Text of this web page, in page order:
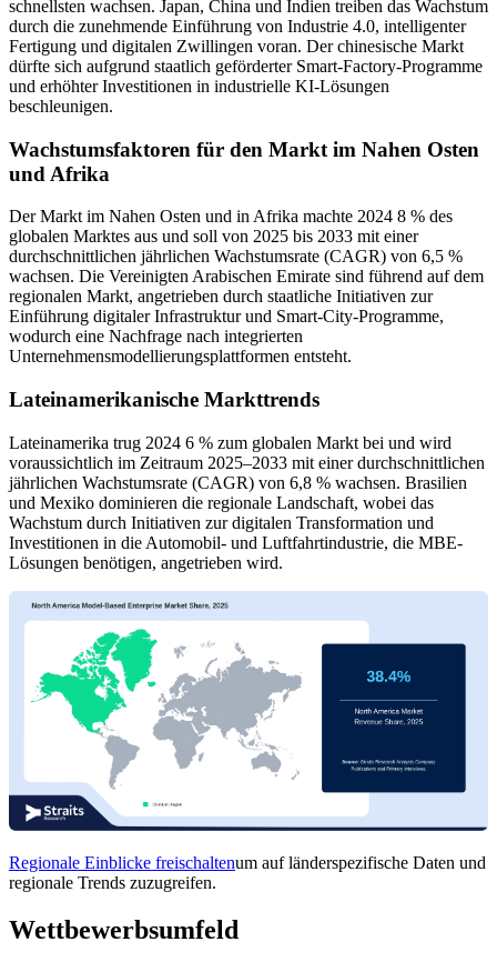
schnellsten wachsen. Japan, China und Indien treiben das Wachstum
durch die zunehmende Einführung von Industrie 4.0, intelligenter
Fertigung und digitalen Zwillingen voran. Der chinesische Markt
dürfte sich aufgrund staatlich geförderter Smart-Factory-Programme
und erhöhter Investitionen in industrielle KI-Lösungen
beschleunigen.
Wachstumsfaktoren für den Markt im Nahen Osten
und Afrika
Der Markt im Nahen Osten und in Afrika machte 2024 8 % des
globalen Marktes aus und soll von 2025 bis 2033 mit einer
durchschnittlichen jährlichen Wachstumsrate (CAGR) von 6,5 %
wachsen. Die Vereinigten Arabischen Emirate sind führend auf dem
regionalen Markt, angetrieben durch staatliche Initiativen zur
Einführung digitaler Infrastruktur und Smart-City-Programme,
wodurch eine Nachfrage nach integrierten
Unternehmensmodellierungsplattformen entsteht.
Lateinamerikanische Markttrends
Lateinamerika trug 2024 6 % zum globalen Markt bei und wird
voraussichtlich im Zeitraum 2025–2033 mit einer durchschnittlichen
jährlichen Wachstumsrate (CAGR) von 6,8 % wachsen. Brasilien
und Mexiko dominieren die regionale Landschaft, wobei das
Wachstum durch Initiativen zur digitalen Transformation und
Investitionen in die Automobil- und Luftfahrtindustrie, die MBE-
Lösungen benötigen, angetrieben wird.
Regionale Einblicke freischaltenum auf länderspezifische Daten und
regionale Trends zuzugreifen.
Wettbewerbsumfeld